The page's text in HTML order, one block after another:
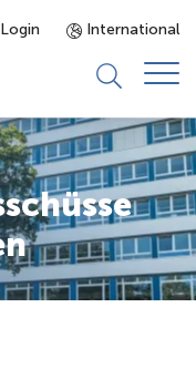
Login International